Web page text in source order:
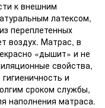
к внешним
латексом,
переплетенных
воздух. Матрас, в
«дышит» и не
свойства,
и
сроком службы,
наполнения матраса.